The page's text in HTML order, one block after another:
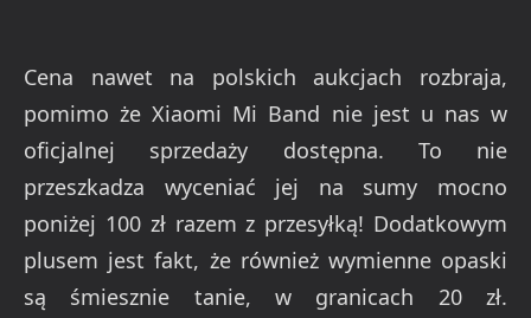
Cena nawet na polskich aukcjach rozbraja,
pomimo że Xiaomi Mi Band nie jest u nas w
oficjalnej sprzedaży dostępna. To nie
przeszkadza wyceniać jej na sumy mocno
poniżej 100 zł razem z przesyłką! Dodatkowym
plusem jest fakt, że również wymienne opaski
są śmiesznie tanie, w granicach 20 zł.